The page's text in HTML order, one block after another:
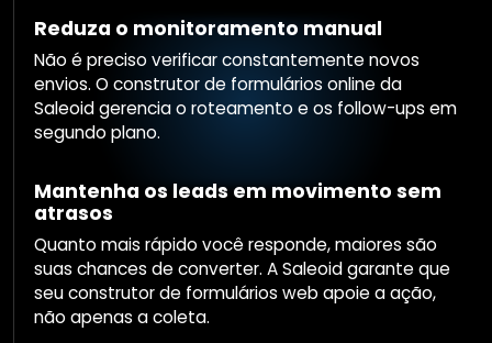
Reduza o monitoramento manual
Não é preciso verificar constantemente novos
envios. O construtor de formulários online da
Saleoid gerencia o roteamento e os follow-ups em
segundo plano.
Mantenha os leads em movimento sem
atrasos
Quanto mais rápido você responde, maiores são
suas chances de converter. A Saleoid garante que
seu construtor de formulários web apoie a ação,
não apenas a coleta.